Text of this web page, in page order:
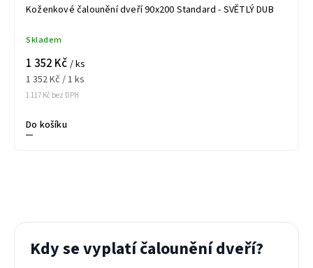
Koženkové čalounění dveří 90x200 Standard - SVĚTLÝ DUB
Skladem
1 117 Kč bez DPH
1 352 Kč / ks
1 352 Kč / 1 ks
Do košíku
Kdy se vyplatí čalounění dveří?